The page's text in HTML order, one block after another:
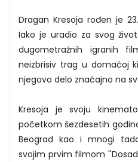
Dragan Kresoja rođen je
Iako je uradio za svog
dugometražnih igranih
neizbrisiv trag u domaćoj
njegovo delo značajno na
Kresoja je svoju
početkom šezdesetih
Beograd kao i mnogi
svojim prvim filmom